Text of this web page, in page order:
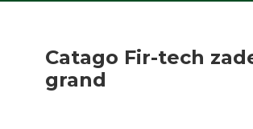
Catago Fir-tech
grand